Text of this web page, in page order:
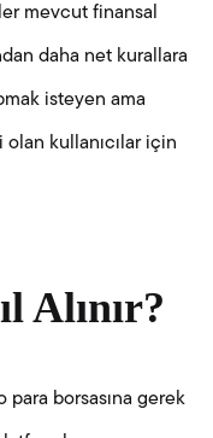
mevcut finansal
daha net kurallara
isteyen ama
kullanıcılar için
Alınır?
para borsasına gerek